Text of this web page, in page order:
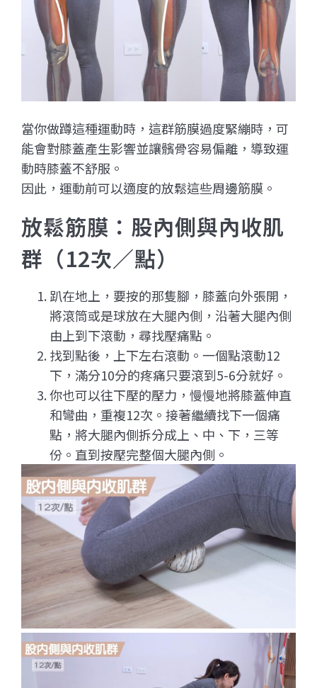
當你做蹲這種運動時，這群筋膜過度緊繃時，可
能會對膝蓋產生影響並讓髕骨容易偏離，導致運
動時膝蓋不舒服。
因此，運動前可以適度的放鬆這些周邊筋膜。
放鬆筋膜：股內側與內收肌
群（12次／點）
趴在地上，要按的那隻腳，膝蓋向外張開，
將滾筒或是球放在大腿內側，沿著大腿內側
由上到下滾動，尋找壓痛點。
找到點後，上下左右滾動。一個點滾動12
下，滿分10分的疼痛只要滾到5-6分就好。
你也可以往下壓的壓力，慢慢地將膝蓋伸直
和彎曲，重複12次。接著繼續找下一個痛
點，將大腿內側拆分成上、中、下，三等
份。直到按壓完整個大腿內側。